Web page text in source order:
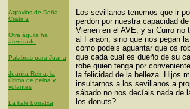
Agravios de Doña
Cristina
Otra águila ha
aterrizado
Palabras para Juana
Juanita Reina, la
última de peina y
volantes
La kale borratxa
Los sevillanos tenemos que ir
perdón por nuestra capacidad
Vienen en el AVE, y si Curro no
al Faraón, sino que nos pegan
cómo podéis aguantar que os
que cada cual es dueño de su
robe quien tenga por
la felicidad de la belleza. Hijos
insultarnos a los sevillanos a
sábado no nos decíais nada de
los donuts?